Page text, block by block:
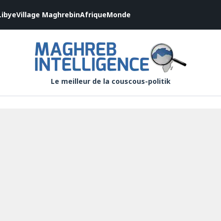
Village MaghrebinAfriqueMonde
Le meilleur de la couscous-politik